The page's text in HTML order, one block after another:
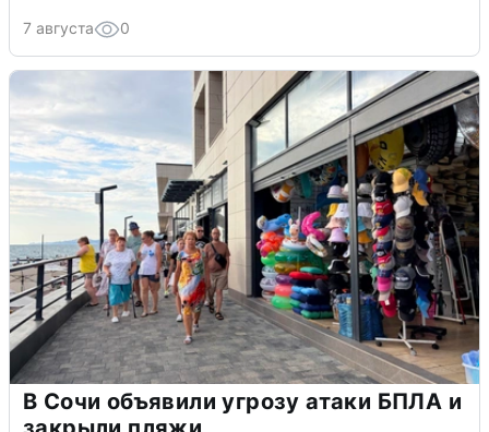
7 августа 0
В Сочи объявили угрозу атаки БПЛА и